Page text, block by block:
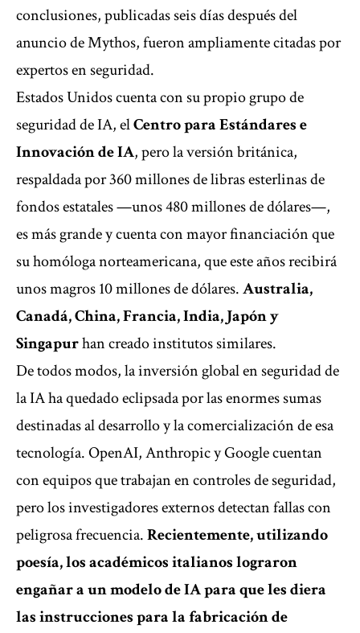
conclusiones, publicadas seis días después del
anuncio de Mythos, fueron ampliamente citadas por
expertos en seguridad.
Estados Unidos cuenta con su propio grupo de
seguridad de IA, elCentro para Estándares e
Innovación de IA, pero la versión británica,
respaldada por 360 millones de libras esterlinas de
fondos estatales —unos 480 millones de dólares—,
es más grande y cuenta con mayor financiación que
su homóloga norteamericana, que este años recibirá
unos magros 10 millones de dólares.Australia,
Canadá, China, Francia, India, Japón y
Singapurhan creado institutos similares.
De todos modos, la inversión global en seguridad de
la IA ha quedado eclipsada por las enormes sumas
destinadas al desarrollo y la comercialización de esa
tecnología. OpenAI, Anthropic y Google cuentan
con equipos que trabajan en controles de seguridad,
pero los investigadores externos detectan fallas con
peligrosa frecuencia.Recientemente, utilizando
poesía, los académicos italianos lograron
engañar a un modelo de IA para que les diera
las instrucciones para la fabricación de